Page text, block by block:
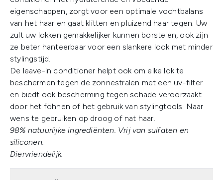
eigenschappen, zorgt voor een optimale vochtbalans
van het haar en gaat klitten en pluizend haar tegen. Uw
zult uw lokken gemakkelijker kunnen borstelen, ook zijn
ze beter hanteerbaar voor een slankere look met minder
stylingstijd.
De leave-in conditioner helpt ook om elke lok te
beschermen tegen de zonnestralen met een uv-filter
en biedt ook bescherming tegen schade veroorzaakt
door het föhnen of het gebruik van stylingtools. Naar
wens te gebruiken op droog of nat haar.
98% natuurlijke ingrediënten. Vrij van sulfaten en
siliconen.
Diervriendelijk.